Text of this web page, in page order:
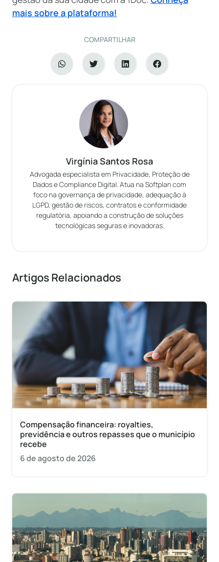
mais sobre a plataforma!
COMPARTILHAR
Virgínia Santos Rosa
Advogada especialista em Privacidade, Proteção de
Dados e Compliance Digital. Atua na Softplan com
foco na governança de privacidade, adequação à
LGPD, gestão de riscos, contratos e conformidade
regulatória, apoiando a construção de soluções
tecnológicas seguras e inovadoras.
Artigos Relacionados
Compensação financeira: royalties,
previdência e outros repasses que o município
recebe
6 de agosto de 2026